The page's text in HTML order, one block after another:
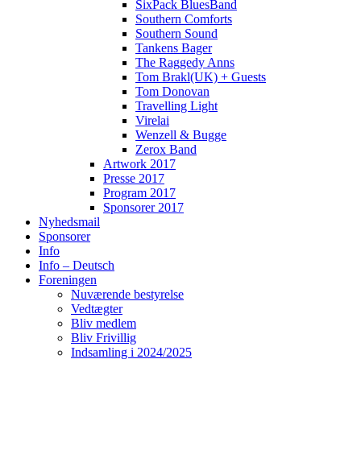
SixPack BluesBand
Southern Comforts
Southern Sound
Tankens Bager
The Raggedy Anns
Tom Brakl(UK) + Guests
Tom Donovan
Travelling Light
Virelai
Wenzell & Bugge
Zerox Band
Artwork 2017
Presse 2017
Program 2017
Sponsorer 2017
Nyhedsmail
Sponsorer
Info
Info – Deutsch
Foreningen
Nuværende bestyrelse
Vedtægter
Bliv medlem
Bliv Frivillig
Indsamling i 2024/2025